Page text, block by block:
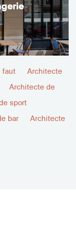
faut
Architecte
Architecte de
sport
bar
Architecte